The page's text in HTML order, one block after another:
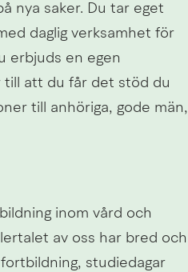
nya saker. Du tar eget
daglig verksamhet för
erbjuds en egen
till att du får det stöd du
till anhöriga, gode män,
inom vård och
av oss har bred och
studiedagar